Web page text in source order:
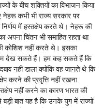
के बीच शक्तियों का विभाजन किया
नेहरू कभी भी राज्य सरकार पर
में हस्तक्षेप करते थे। नेहरू की
अपना चिंतन भी समाहित रहता था
कोशिश नहीं करते थे। इसका
हम देख सकते हैं। हम कह सकते हैं कि
नहीं डाला क्योंकि वह जानते थे कि
करने की प्रवृत्ति नहीं रखना
नहीं करने का कारण भारत की
बात यह है कि उनके युग में राज्यों